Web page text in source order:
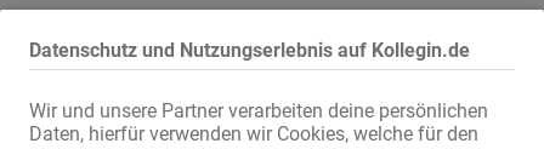
Datenschutz und Nutzungserlebnis auf Kollegin.de
Wir und unsere Partner verarbeiten deine persönlichen
Daten, hierfür verwenden wir Cookies, welche für den
Internet:
über WLAN
Eigene Klingel:
vorhanden
im Haus:
Waschmaschine ,Trockner